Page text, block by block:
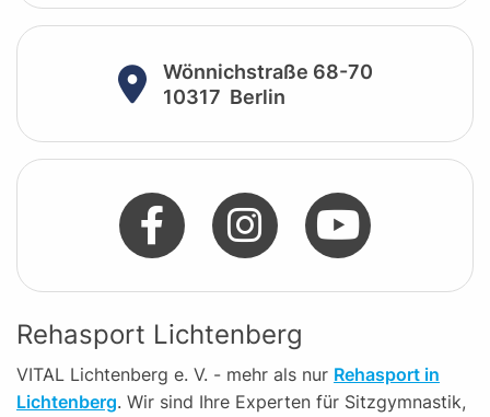
Wönnichstraße 68-70
10317 Berlin
Rehasport Lichtenberg
VITAL Lichtenberg e. V. - mehr als nur Rehasport in
Lichtenberg. Wir sind Ihre Experten für Sitzgymnastik,